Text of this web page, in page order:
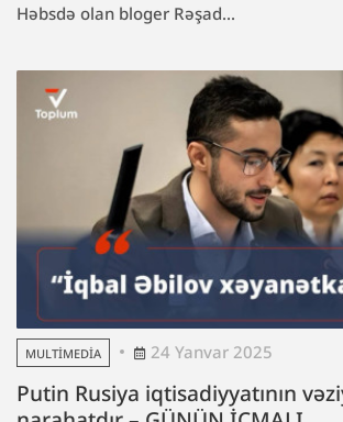
Həbsdə olan bloger Rəşad...
MULTIMEDIA 24 Yanvar 2025
Putin Rusiya iqtisadiyyatının